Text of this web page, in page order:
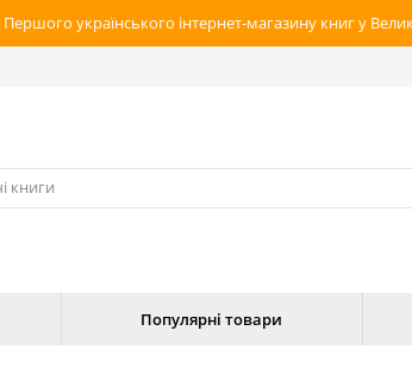
українського інтернет-магазину книг у
Популярні товари